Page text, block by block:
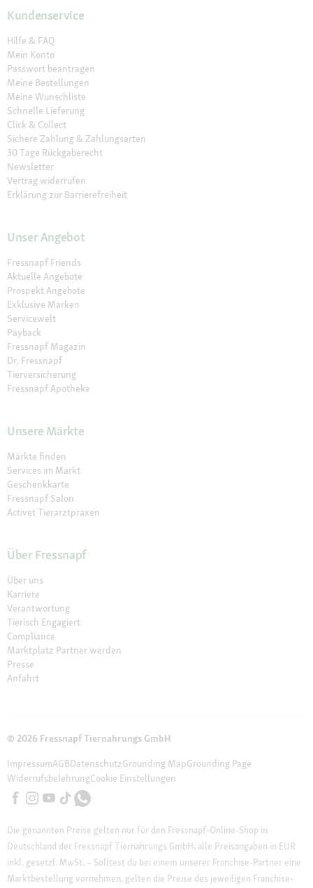
Kundenservice
Hilfe & FAQ
Mein Konto
Passwort beantragen
Meine Bestellungen
Meine Wunschliste
Schnelle Lieferung
Click & Collect
Sichere Zahlung & Zahlungsarten
30 Tage Rückgaberecht
Newsletter
Vertrag widerrufen
Erklärung zur Barrierefreiheit
Unser Angebot
Fressnapf Friends
Aktuelle Angebote
Prospekt Angebote
Exklusive Marken
Servicewelt
Payback
Fressnapf Magazin
Dr. Fressnapf
Tierversicherung
Fressnapf Apotheke
Unsere Märkte
Märkte finden
Services im Markt
Geschenkkarte
Fressnapf Salon
Activet Tierarztpraxen
Über Fressnapf
Über uns
Karriere
Verantwortung
Tierisch Engagiert
Compliance
Marktplatz Partner werden
Presse
Anfahrt
© 2026 Fressnapf Tiernahrungs GmbH
ImpressumAGBDatenschutzGrounding MapGrounding Page
WiderrufsbelehrungCookie Einstellungen
Die genannten Preise gelten nur für den Fressnapf-Online-Shop in
Deutschland der Fressnapf Tiernahrungs GmbH; alle Preisangaben in EUR
inkl. gesetzl. MwSt. – Solltest du bei einem unserer Franchise-Partner eine
Marktbestellung vornehmen, gelten die Preise des jeweiligen Franchise-